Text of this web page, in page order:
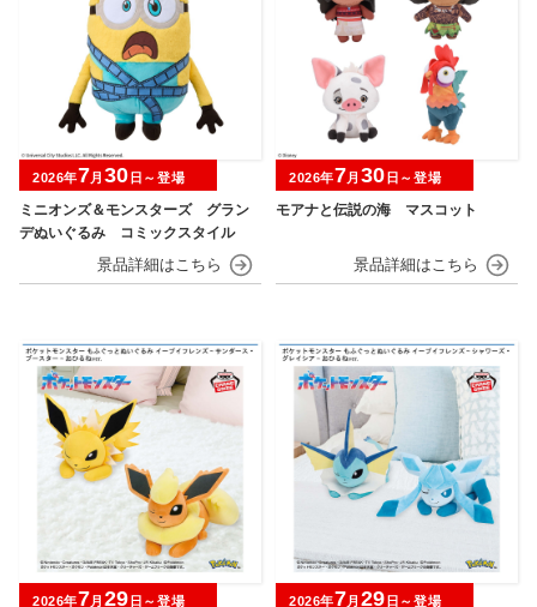
ミニオンズ＆モンスターズ グラン
デぬいぐるみ コミックスタイル
2026年7月 30 日～登場
モアナと伝説の海 マスコット
2026年7月 30 日～登場
2026年7月 29 日～登場 2026年7月 29 日～登場